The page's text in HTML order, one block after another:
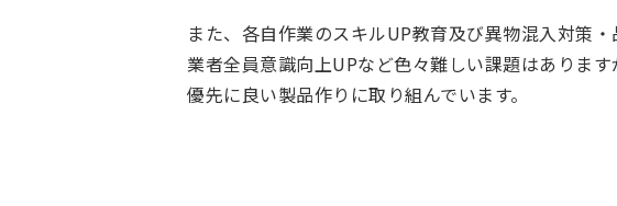
また、各自作業のスキルUP教育及び異物混入対策
業者全員意識向上UPなど色々難しい課題はありま
優先に良い製品作りに取り組んでいます。